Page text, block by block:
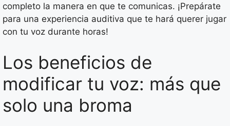
completo la manera en que te comunicas. ¡Prepárate
para una experiencia auditiva que te hará querer jugar
con tu voz durante horas!
Los beneficios de
modificar tu voz: más que
solo una broma